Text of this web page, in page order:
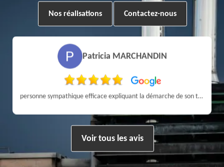
Nos réalisations Contactez-nous
Patricia MARCHANDIN
personne sympathique efficace expliquant la démarche de son travail pour un résultat de qualité . A recommander
Voir tous les avis